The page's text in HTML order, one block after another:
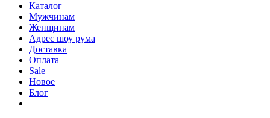
Каталог
Мужчинам
Женщинам
Адрес шоу рума
Доставка
Оплата
Sale
Новое
Блог